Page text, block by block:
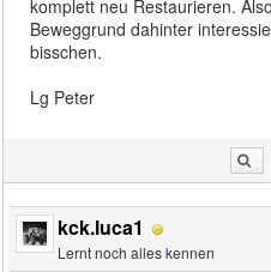
komplett neu Restaurieren.
Beweggrund dahinter
bisschen.
Lg Peter
kck.luca1
Lernt noch alles kennen